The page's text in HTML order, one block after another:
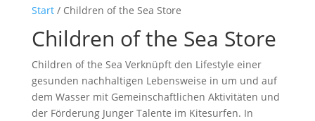
Start/ Children of the Sea Store
Children of the Sea Store
Children of the Sea Verknüpft den Lifestyle einer
gesunden nachhaltigen Lebensweise in um und auf
dem Wasser mit Gemeinschaftlichen Aktivitäten und
der Förderung Junger Talente im Kitesurfen. In